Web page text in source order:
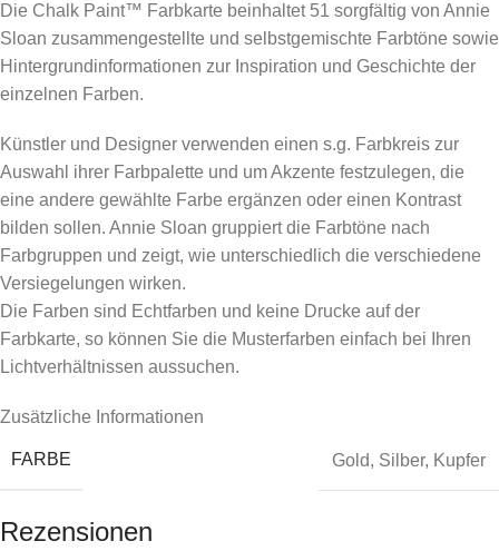
Die Chalk Paint™ Farbkarte beinhaltet 51 sorgfältig von Annie
Sloan zusammengestellte und selbstgemischte Farbtöne sowie
Hintergrundinformationen zur Inspiration und Geschichte der
einzelnen Farben.
Künstler und Designer verwenden einen s.g. Farbkreis zur
Auswahl ihrer Farbpalette und um Akzente festzulegen, die
eine andere gewählte Farbe ergänzen oder einen Kontrast
bilden sollen. Annie Sloan gruppiert die Farbtöne nach
Farbgruppen und zeigt, wie unterschiedlich die verschiedene
Versiegelungen wirken.
Die Farben sind Echtfarben und keine Drucke auf der
Farbkarte, so können Sie die Musterfarben einfach bei Ihren
Lichtverhältnissen aussuchen.
Zusätzliche Informationen
FARBE Gold, Silber, Kupfer
Rezensionen